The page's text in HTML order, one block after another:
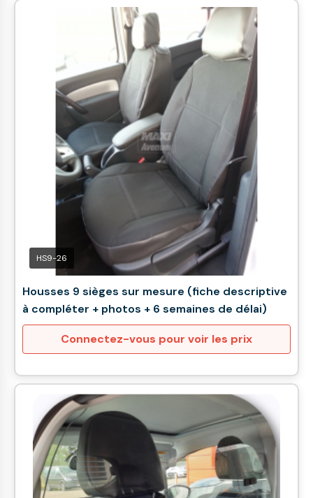
HS9-26
Housses 9 sièges sur mesure (fiche descriptive
à compléter + photos + 6 semaines de délai)
Connectez-vous pour voir les prix